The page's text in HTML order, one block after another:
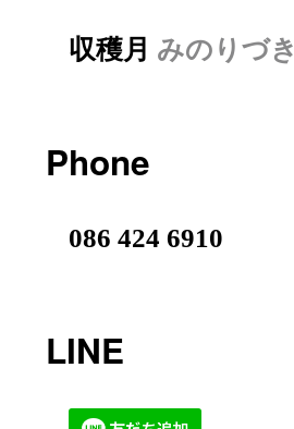
収穫月 みのりづき
Phone
086 424 6910
LINE